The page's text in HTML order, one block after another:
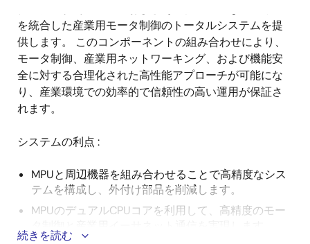
明
を統合した産業用モータ制御のトータルシステムを提
供します。 このコンポーネントの組み合わせにより、
モータ制御、産業用ネットワーキング、および機能安
全に対する合理化された高性能アプローチが可能にな
り、産業環境での効率的で信頼性の高い運用が保証さ
れます。
システムの利点 :
MPUと周辺機器を組み合わせることで高精度なシス
テムを構成し、外付け部品を削減します。
MPUのデュアルCPUコアを利用して、高精度のモー
続きを読む